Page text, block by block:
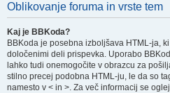
Oblikovanje foruma in vrste tem
Kaj je BBKoda?
BBKoda je posebna izboljšava HTML-ja,
določenimi deli prispevka. Uporabo
lahko tudi onemogočite v obrazcu za
stilno precej podobna HTML-ju, le da so
namesto v < in >. Za več informacij se